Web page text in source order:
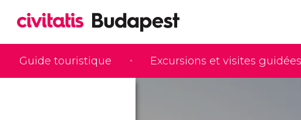
Guide touristique Excursions et visites guidées